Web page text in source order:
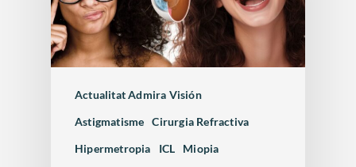
Actualitat Admira Visión
Astigmatisme
Cirurgia Refractiva
Hipermetropia
ICL
Miopia